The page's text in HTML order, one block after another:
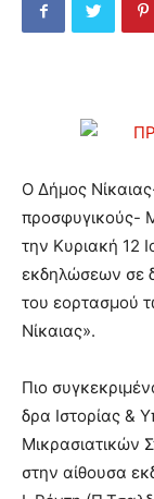
Ο Δήμος
προσφυγικούς-
την Κυριακή 12
εκδηλώσεων σε
του εορτασμού
Νίκαιας».
Πιο
δρα Ιστορίας &
Μικρασιατικών
στην αίθουσα